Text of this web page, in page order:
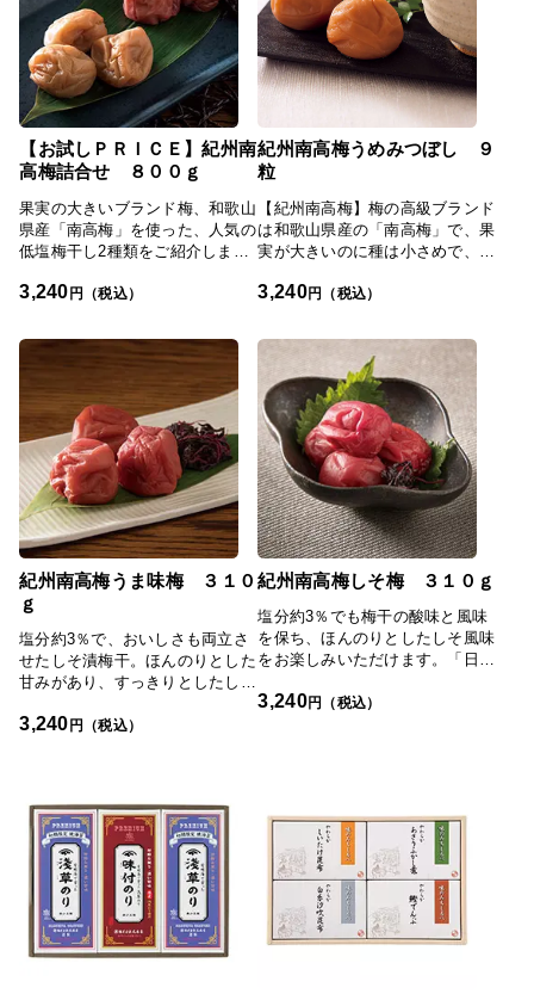
【お試しＰＲＩＣＥ】紀州南
高梅詰合せ ８００ｇ
果実の大きいブランド梅、和歌山
県産「南高梅」を使った、人気の
低塩梅干し2種類をご紹介しま
梅干し本来の酸味を抑え、アミノ
ランスを整えました。ほんのりと
した甘みがあり、すっきりとした
その風味が口の中に広がります。
「うめみつぼし」も塩分約3％の
低塩梅干。国産はちみつでまろや
かに仕上げました。「日本の極
み」TOPへ#新着商品
3,240 円（税込）
紀州南高梅うめみつぼし ９
粒
【紀州南高梅】梅の高級ブランド
は和歌山県産の「南高梅」で、果
実が大きいのに種は小さめで、皮
特徴。「国産はちみつ漬梅干」
べ町」や30万本の梅林が広がる
「田辺市」地域の生産者を限定し
て漬けています。【塩分約３％】
食品成分表によると、伝統的製法
「梅干」の塩分量は約20％。梅干
は保存食のため、昔から塩のみで
漬けこまれていました。しかし、
塩分の取り過ぎを気にし、健康を
考えている方も多い、今の時代に
合わせ、より食べやすく、おいし
く、現代の日本人に合った梅干、
塩分約３％の梅干をつくりまし
た。【国産蜂蜜】国産蜂蜜はクセ
が少なく、味わいが繊細なため、
この梅干はさっぱりとした甘さで
す。程よい酸味と調和した、絶妙
蜂蜜を使うことで、塩分約３％の
3,240円（税込）
紀州南高梅うま味梅 ３１０
ｇ
塩分約3％で、おいしさも両立さ
せたしそ漬梅干。ほんのりとした
甘みがあり、すっきりとしたしそ
「日本の極み」TOPへ
3,240円（税込）
紀州南高梅しそ梅 ３１０ｇ
塩分約3％でも梅干の酸味と風味
を保ち、ほんのりとしたしそ風味
をお楽しみいただけます。「日本
3,240円（税込）